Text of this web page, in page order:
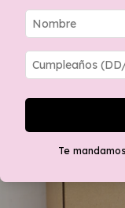
Te